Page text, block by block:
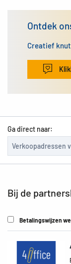
Ontdek
Creatief
Ga direct naar:
Bij de
Betalingswijzen